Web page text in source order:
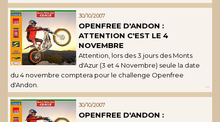
30/10/2007
OPENFREE D'ANDON :
ATTENTION C'EST LE 4
NOVEMBRE
Attention, lors des 3 jours des Monts
d'Azur (3 et 4 Novembre) seule la date
du 4 novembre comptera pour le challenge Openfree
d'Andon.
30/10/2007
OPENFREE D'ANDON :